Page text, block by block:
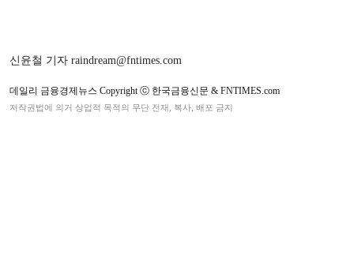
신윤철 기자 raindream@fntimes.com
데일리 금융경제뉴스 Copyright ⓒ 한국금융신문 & FNTIMES.com
저작권법에 의거 상업적 목적의 무단 전재, 복사, 배포 금지